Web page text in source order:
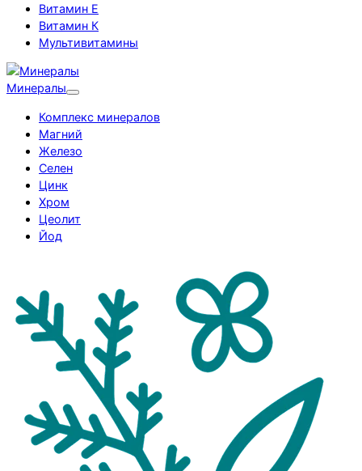
Витамин Е
Витамин К
Мультивитамины
Минералы
Комплекс минералов
Магний
Железо
Селен
Цинк
Хром
Цеолит
Йод